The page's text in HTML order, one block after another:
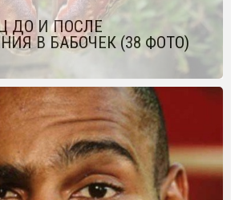
ДО И ПОСЛЕ
В БАБОЧЕК (38 ФОТО)